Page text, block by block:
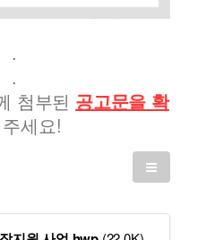
.
.
첨부된 공고문을 확
세요!